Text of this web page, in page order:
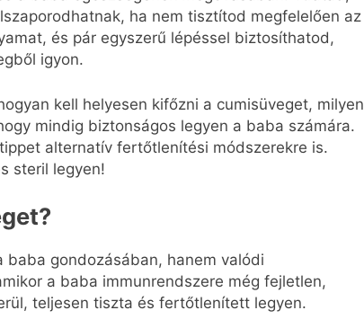
ha nem tisztítod megfelelően az
és pár egyszerű lépéssel biztosíthatod,
igyon.
kell helyesen kifőzni a cumisüveget, milyen
mindig biztonságos legyen a baba számára.
alternatív fertőtlenítési módszerekre is.
steril legyen!
baba gondozásában, hanem valódi
a baba immunrendszere még fejletlen,
teljesen tiszta és fertőtlenített legyen.